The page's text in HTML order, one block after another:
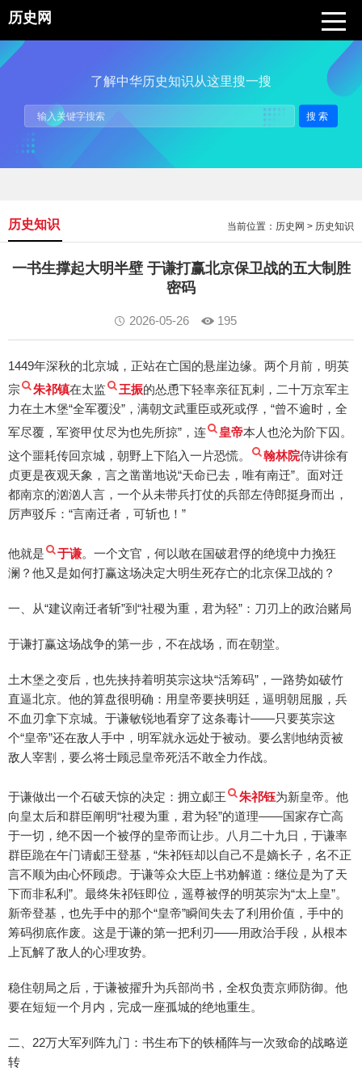
历史网
了解中华历史知识从这里搜一搜
搜索
当前位置： 历史网 > 历史知识
历史知识
一书生撑起大明半壁 于谦打赢北京保卫战的五大制胜
密码
2026-05-26 195
1449年深秋的北京城，正站在亡国的悬崖边缘。两个月前，明英
宗
朱祁镇在太监 王振的怂恿下轻率亲征瓦剌，二十万京军主
力在土木堡“全军覆没”，满朝文武重臣或死或俘，“曾不逾时，全
军尽覆，军资甲仗尽为也先所掠”，连
皇帝本人也沦为阶下囚。
这个噩耗传回京城，朝野上下陷入一片恐慌。
翰林院侍讲徐有
贞更是夜观天象，言之凿凿地说“天命已去，唯有南迁”。面对迁
都南京的汹汹人言，一个从未带兵打仗的兵部左侍郎挺身而出，
厉声驳斥：“言南迁者，可斩也！”
他就是 于谦。一个文官，何以敢在国破君俘的绝境中力挽狂
澜？他又是如何打赢这场决定大明生死存亡的北京保卫战的？
一、从“建议南迁者斩”到“社稷为重，君为轻”：刀刃上的政治赌局
于谦打赢这场战争的第一步，不在战场，而在朝堂。
土木堡之变后，也先挟持着明英宗这块“活筹码”，一路势如破竹
直逼北京。他的算盘很明确：用皇帝要挟明廷，逼明朝屈服，兵
不血刃拿下京城。于谦敏锐地看穿了这条毒计——只要英宗这
个“皇帝”还在敌人手中，明军就永远处于被动。要么割地纳贡被
敌人宰割，要么将士顾忌皇帝死活不敢全力作战。
于谦做出一个石破天惊的决定：拥立郕王 朱祁钰为新皇帝。他
向皇太后和群臣阐明“社稷为重，君为轻”的道理——国家存亡高
于一切，绝不因一个被俘的皇帝而让步。八月二十九日，于谦率
群臣跪在午门请郕王登基，“朱祁钰却以自己不是嫡长子，名不正
言不顺为由心怀顾虑。于谦等众大臣上书劝解道：继位是为了天
下而非私利”。最终朱祁钰即位，遥尊被俘的明英宗为“太上皇”。
新帝登基，也先手中的那个“皇帝”瞬间失去了利用价值，手中的
筹码彻底作废。这是于谦的第一把利刃——用政治手段，从根本
上瓦解了敌人的心理攻势。
稳住朝局之后，于谦被擢升为兵部尚书，全权负责京师防御。他
要在短短一个月内，完成一座孤城的绝地重生。
二、22万大军列阵九门：书生布下的铁桶阵与一次致命的战略逆
转